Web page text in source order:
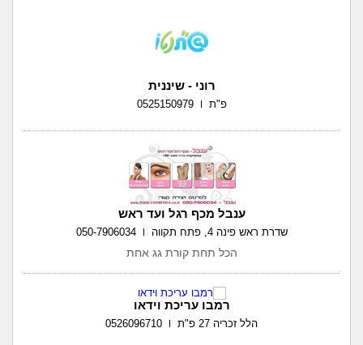
רוני - שיננית
פ"ת 0525150979
ענבל מכף רגל ועד ראש
שדרת ראש פינה 4, פתח תקווה 050-7906034
הכל תחת קורת גג אחת
רמבו עריכת וידאו
הלל זכריה 27 פ"ת 0526096710